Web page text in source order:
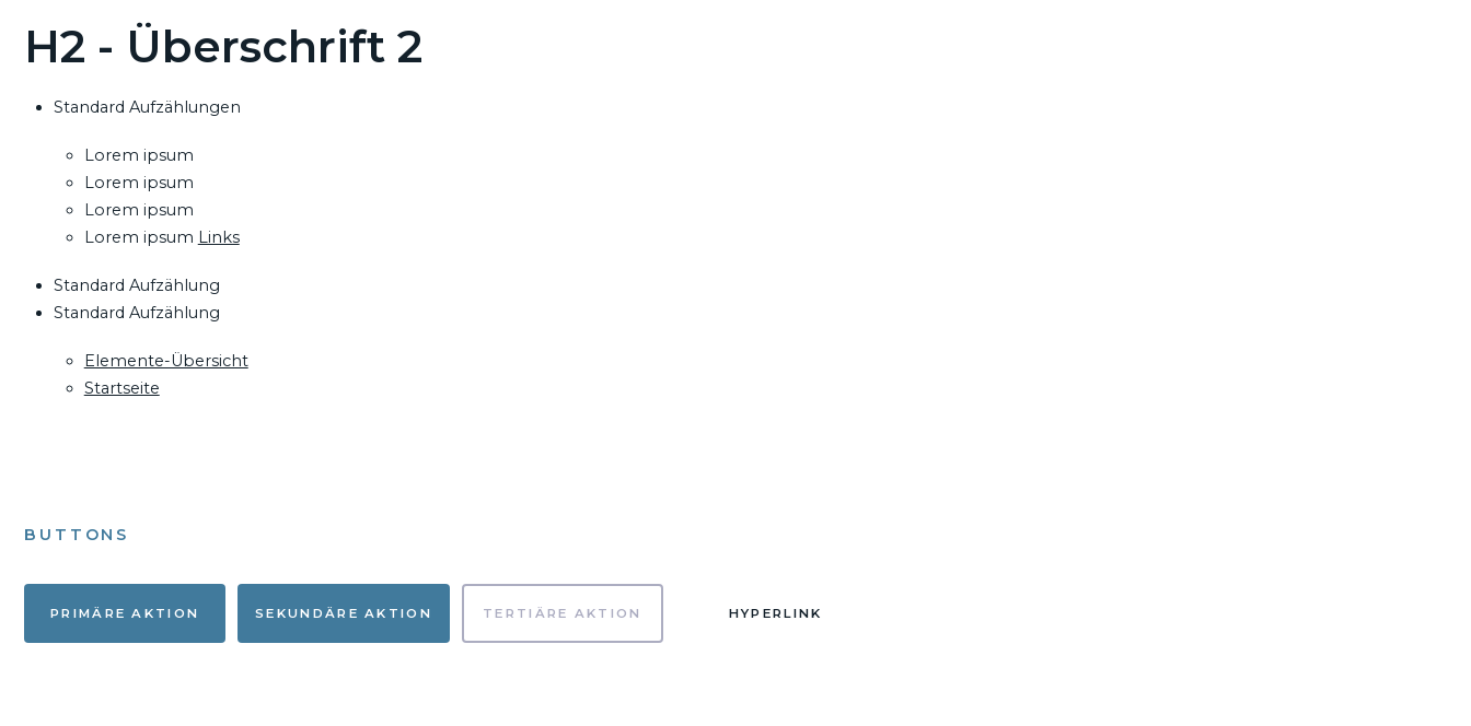
H2 - Überschrift 2
Standard Aufzählungen
Lorem ipsum
Lorem ipsum
Lorem ipsum
Lorem ipsum Links
Standard Aufzählung
Standard Aufzählung
Elemente-Übersicht
Startseite
BUTTONS
PRIMÄRE AKTION SEKUNDÄRE AKTION TERTIÄRE AKTION HYPERLINK